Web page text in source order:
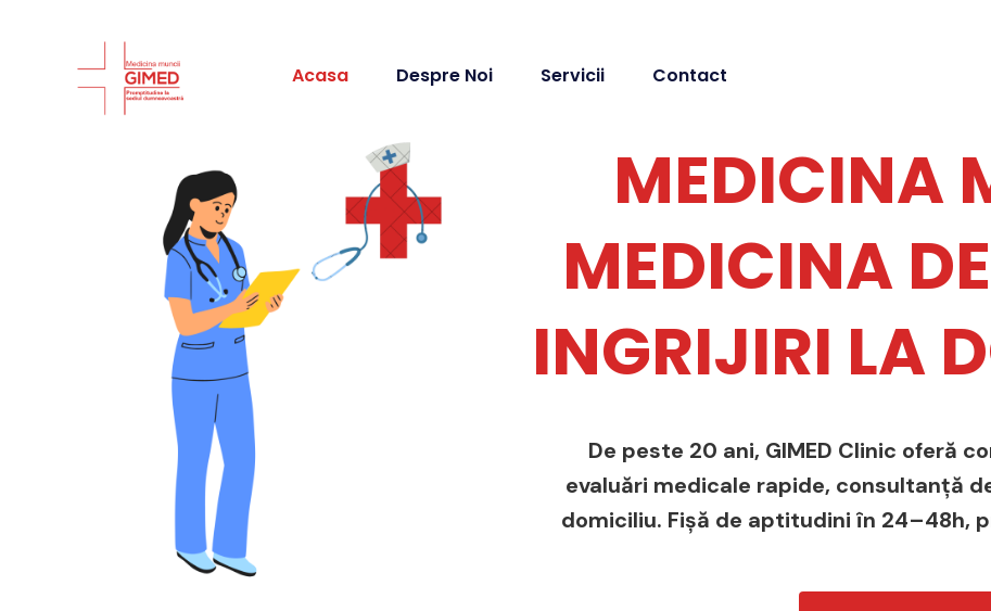
Acasa Despre Noi Servicii Contact
MEDICINA
MEDICINA
INGRIJIRI LA
De peste 20 ani, GIMED Clinic oferă
evaluări medicale rapide, consultanță
domiciliu. Fișă de aptitudini în 24–48h,